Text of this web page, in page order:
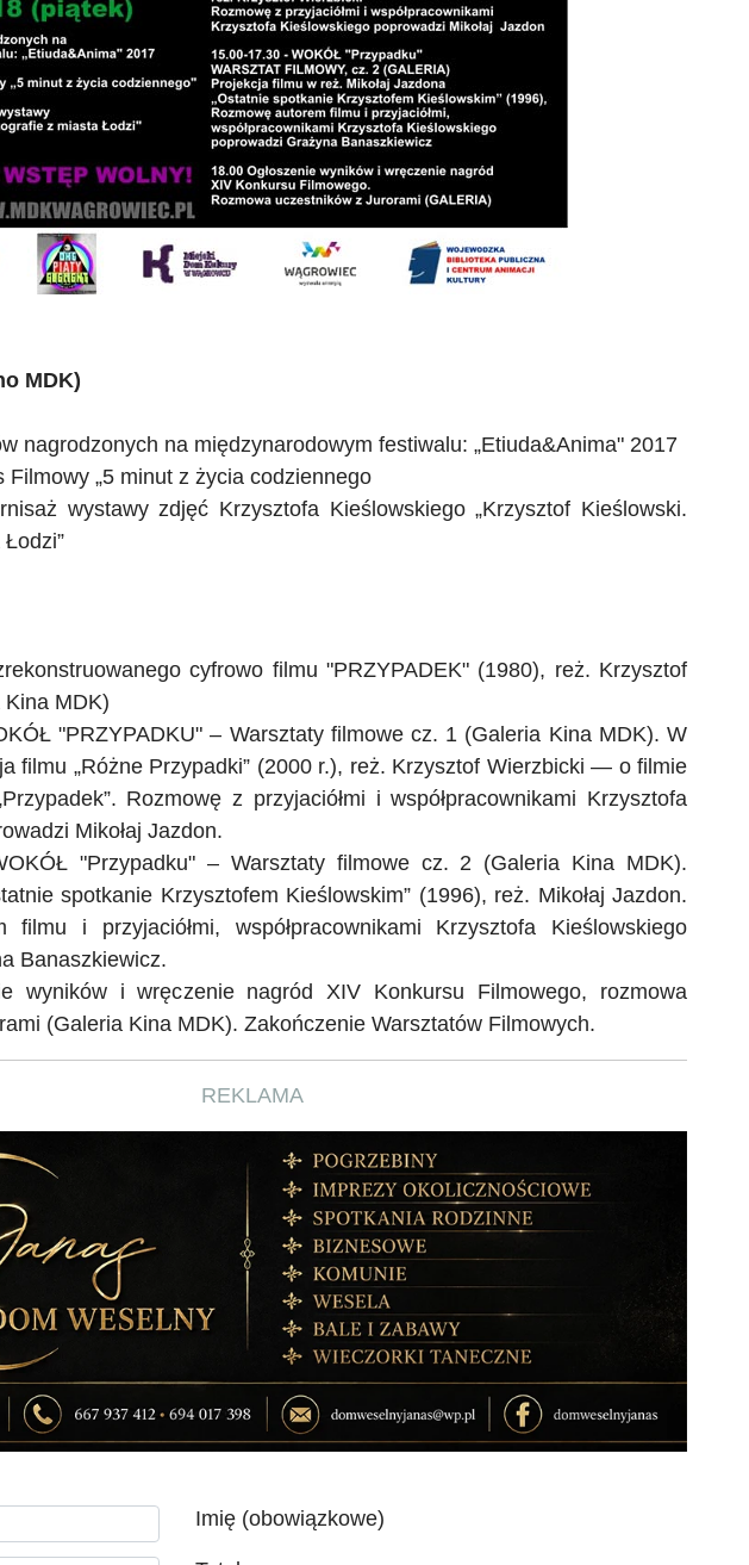
MDK)
nagrodzonych na międzynarodowym festiwalu: „Etiuda&Anima" 2017
Filmowy „5 minut z życia codziennego
wystawy zdjęć Krzysztofa Kieślowskiego „Krzysztof Kieślowski.
cyfrowo filmu "PRZYPADEK" (1980), reż. Krzysztof
MDK)
"PRZYPADKU" – Warsztaty filmowe cz. 1 (Galeria Kina MDK). W
filmu „Różne Przypadki” (2000 r.), reż. Krzysztof Wierzbicki — o filmie
Rozmowę z przyjaciółmi i współpracownikami Krzysztofa
Mikołaj Jazdon.
"Przypadku" – Warsztaty filmowe cz. 2 (Galeria Kina MDK).
spotkanie Krzysztofem Kieślowskim” (1996), reż. Mikołaj Jazdon.
filmu i przyjaciółmi, współpracownikami Krzysztofa Kieślowskiego
Banaszkiewicz.
wyników i wręczenie nagród XIV Konkursu Filmowego, rozmowa
(Galeria Kina MDK). Zakończenie Warsztatów Filmowych.
REKLAMA
Imię (obowiązkowe)